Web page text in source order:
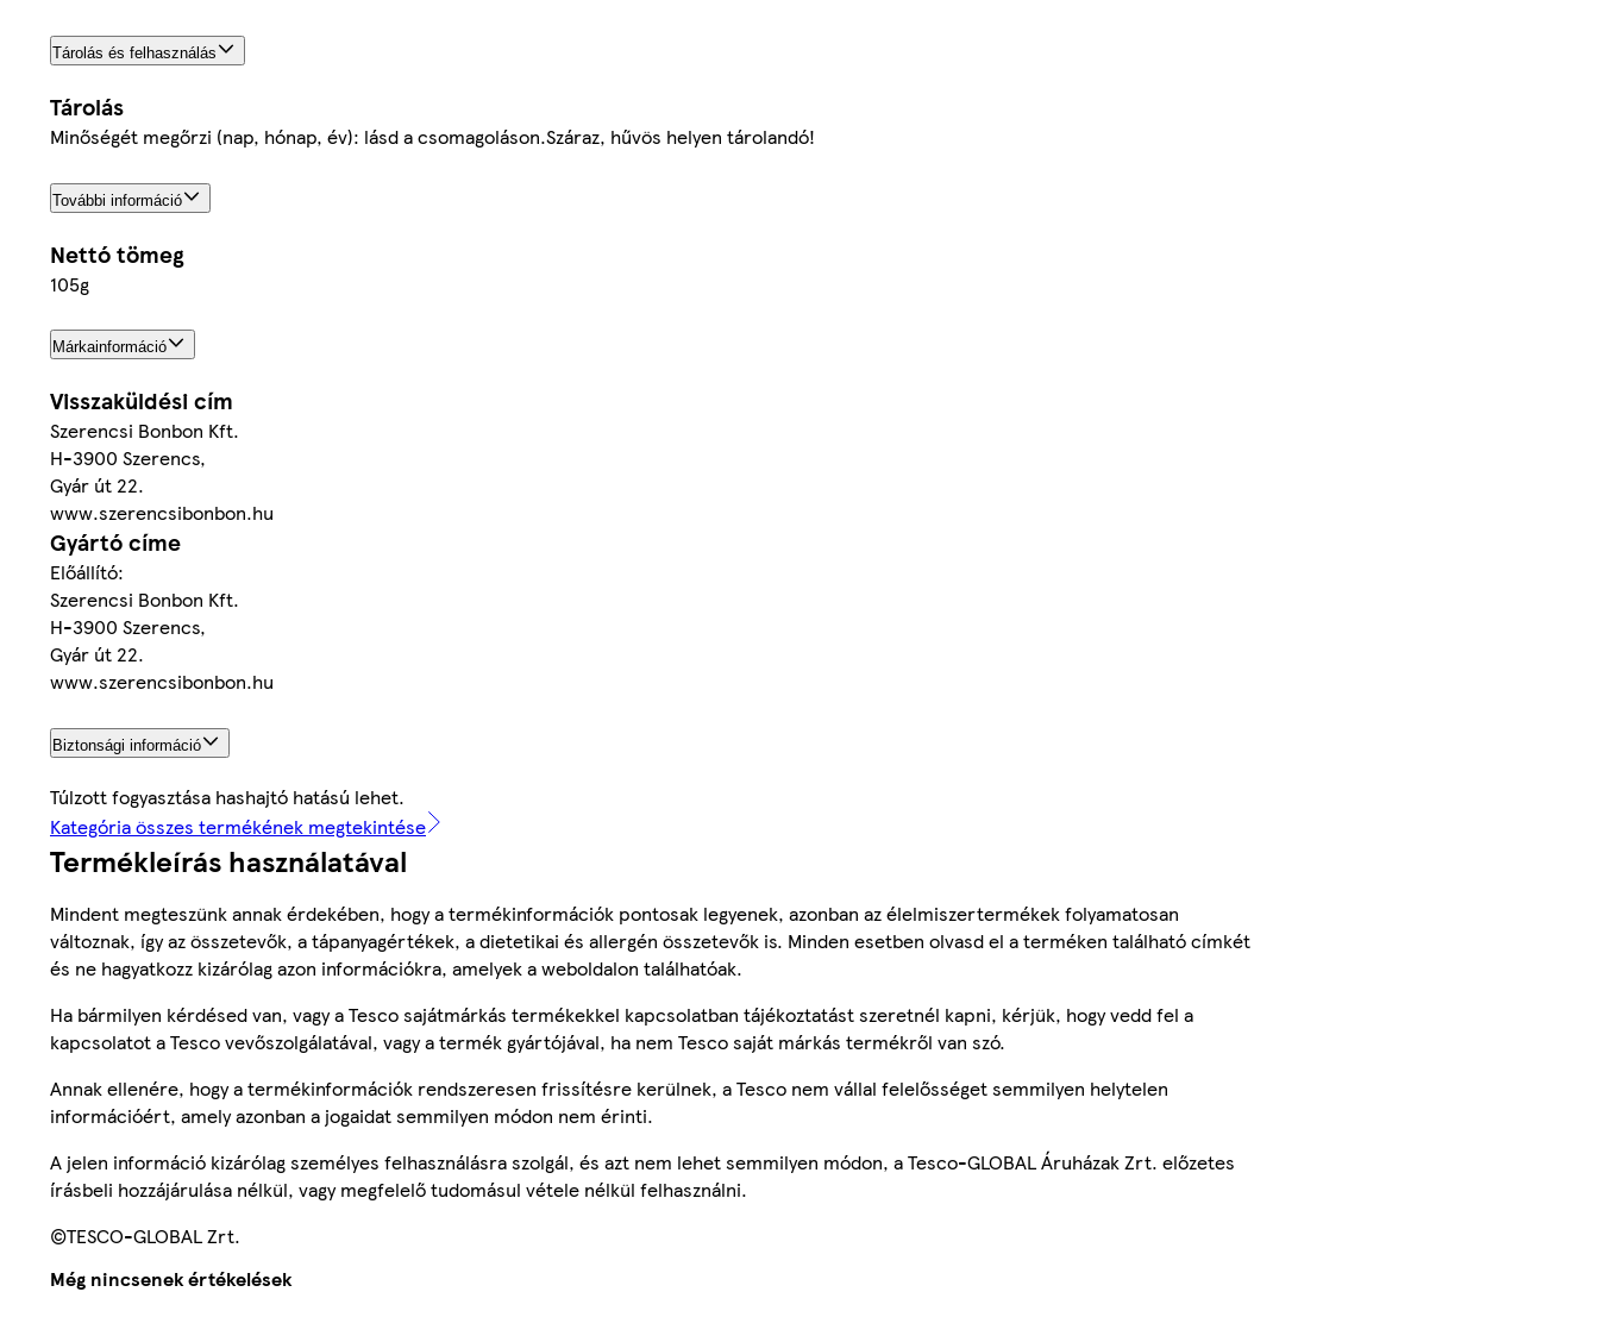
Tárolás és felhasználás
Tárolás
Minőségét megőrzi (nap, hónap, év): lásd a csomagoláson.Száraz, hűvös helyen tárolandó!
További információ
Nettó tömeg
105g
Márkainformáció
Visszaküldési cím
Szerencsi Bonbon Kft.
H-3900 Szerencs,
Gyár út 22.
www.szerencsibonbon.hu
Gyártó címe
Előállító:
Szerencsi Bonbon Kft.
H-3900 Szerencs,
Gyár út 22.
www.szerencsibonbon.hu
Biztonsági információ
Túlzott fogyasztása hashajtó hatású lehet.
Kategória összes termékének megtekintése
Termékleírás használatával
Mindent megteszünk annak érdekében, hogy a termékinformációk pontosak legyenek, azonban az élelmiszertermékek folyamatosan
változnak, így az összetevők, a tápanyagértékek, a dietetikai és allergén összetevők is. Minden esetben olvasd el a terméken található címkét
és ne hagyatkozz kizárólag azon információkra, amelyek a weboldalon találhatóak.
Ha bármilyen kérdésed van, vagy a Tesco sajátmárkás termékekkel kapcsolatban tájékoztatást szeretnél kapni, kérjük, hogy vedd fel a
kapcsolatot a Tesco vevőszolgálatával, vagy a termék gyártójával, ha nem Tesco saját márkás termékről van szó.
Annak ellenére, hogy a termékinformációk rendszeresen frissítésre kerülnek, a Tesco nem vállal felelősséget semmilyen helytelen
információért, amely azonban a jogaidat semmilyen módon nem érinti.
A jelen információ kizárólag személyes felhasználásra szolgál, és azt nem lehet semmilyen módon, a Tesco-GLOBAL Áruházak Zrt. előzetes
írásbeli hozzájárulása nélkül, vagy megfelelő tudomásul vétele nélkül felhasználni.
©TESCO-GLOBAL Zrt.
Még nincsenek értékelések